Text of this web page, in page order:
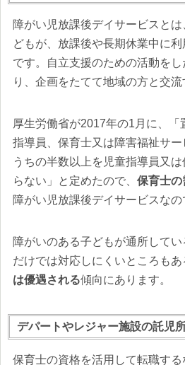
障がい児放課後デイサービスと
どもが、放課後や長期休業中に
です。自立支援のための活動を
り、企画をたてて地域の方と交流
厚生労働省が2017年の1月に、「
指導員、保育士又は障害福祉サ
うちの半数以上を児童指導員又
らない」と定めたので、 保育士の
障がい児放課後デイサービスなの
障がいのある子どもが通所して
だけでは対応しにくいところも
は優遇される傾向にあります。
デパートやレジャー施設の託児
保育士の資格を活用して転職す